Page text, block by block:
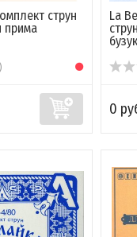
струн
прима
La
0